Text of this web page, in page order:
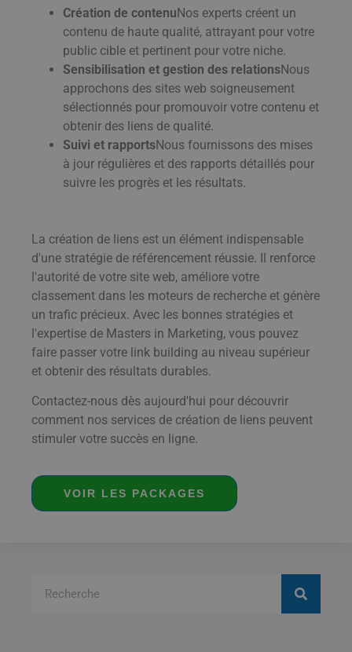
Création de contenuNos experts créent un
contenu de haute qualité, attrayant pour votre
public cible et pertinent pour votre niche.
Sensibilisation et gestion des relationsNous
approchons des sites web soigneusement
sélectionnés pour promouvoir votre contenu et
obtenir des liens de qualité.
Suivi et rapportsNous fournissons des mises
à jour régulières et des rapports détaillés pour
suivre les progrès et les résultats.
La création de liens est un élément indispensable
d'une stratégie de référencement réussie. Il renforce
l'autorité de votre site web, améliore votre
classement dans les moteurs de recherche et génère
un trafic précieux. Avec les bonnes stratégies et
l'expertise de Masters in Marketing, vous pouvez
faire passer votre link building au niveau supérieur
et obtenir des résultats durables.
Contactez-nous dès aujourd'hui pour découvrir
comment nos services de création de liens peuvent
stimuler votre succès en ligne.
VOIR LES PACKAGES